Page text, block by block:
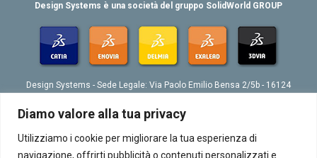
Diamo valore alla tua privacy
Utilizziamo i cookie per migliorare la tua esperienza di
navigazione, offrirti pubblicità o contenuti personalizzati e
Design Systems è una società del gruppo SolidWorld GROUP
Design Systems - Sede Legale: Via Paolo Emilio Bensa 2/5b - 16124
Tel. 039 010 4074802 - Fax 039 010 4073276 - Email:
info@designsystemsplm.it
P. IVA 01566570998